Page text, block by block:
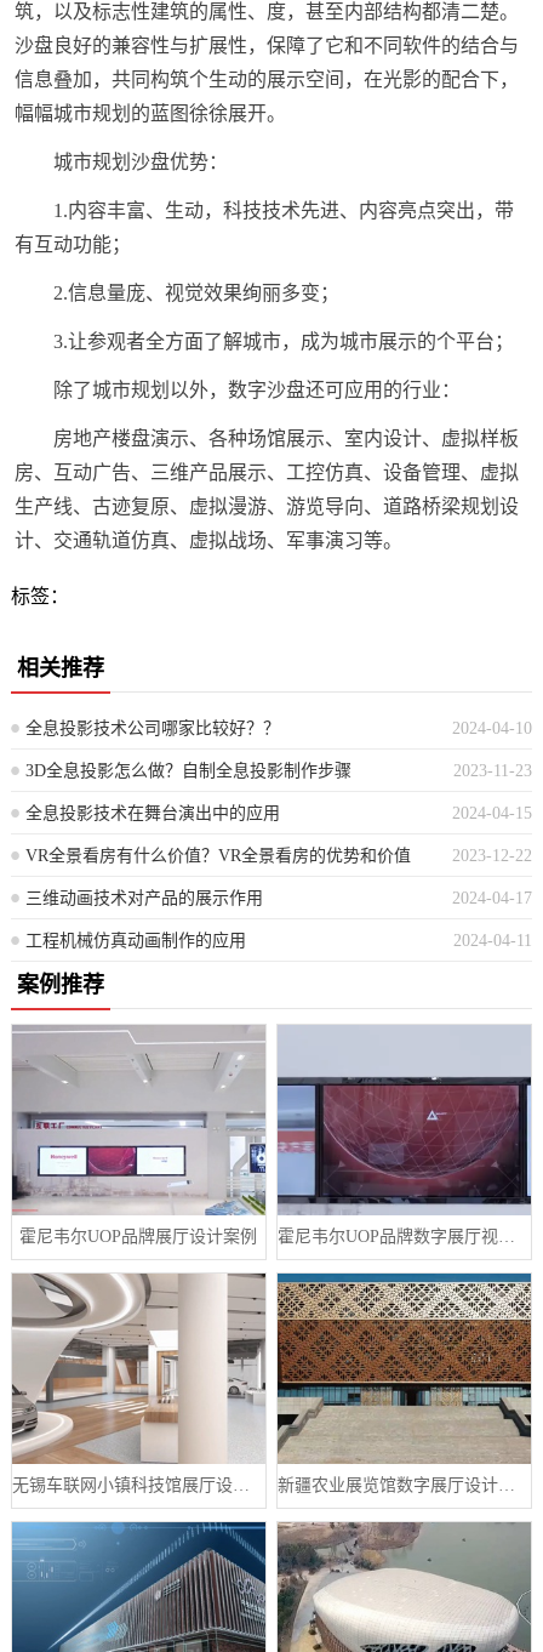
筑，以及标志性建筑的属性、度，甚至内部结构都清二楚。
沙盘良好的兼容性与扩展性，保障了它和不同软件的结合与
信息叠加，共同构筑个生动的展示空间，在光影的配合下，
幅幅城市规划的蓝图徐徐展开。
城市规划沙盘优势：
1.内容丰富、生动，科技技术先进、内容亮点突出，带
有互动功能；
2.信息量庞、视觉效果绚丽多变；
3.让参观者全方面了解城市，成为城市展示的个平台；
除了城市规划以外，数字沙盘还可应用的行业：
房地产楼盘演示、各种场馆展示、室内设计、虚拟样板
房、互动广告、三维产品展示、工控仿真、设备管理、虚拟
生产线、古迹复原、虚拟漫游、游览导向、道路桥梁规划设
计、交通轨道仿真、虚拟战场、军事演习等。
标签：
相关推荐
2024-04-10
全息投影技术公司哪家比较好？？
2023-11-23
3D全息投影怎么做？自制全息投影制作步骤
2024-04-15
全息投影技术在舞台演出中的应用
2023-12-22
VR全景看房有什么价值？VR全景看房的优势和价值
2024-04-17
三维动画技术对产品的展示作用
2024-04-11
工程机械仿真动画制作的应用
案例推荐
霍尼韦尔UOP品牌展厅设计案例
无锡车联网小镇科技馆展厅设计案例